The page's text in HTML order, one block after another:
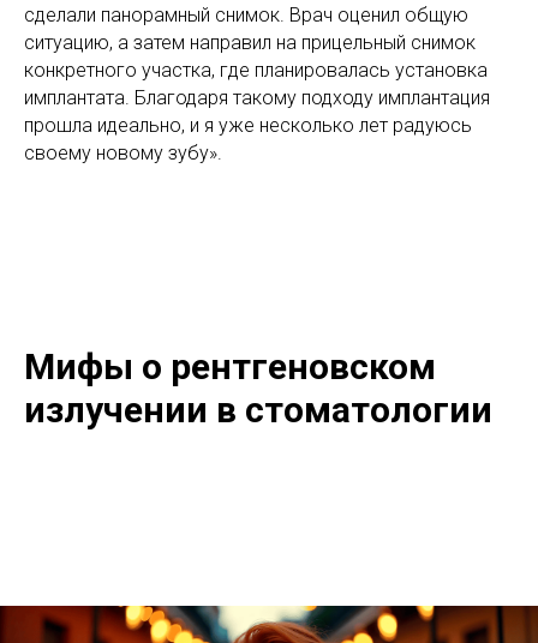
сделали панорамный снимок. Врач оценил общую
ситуацию, а затем направил на прицельный снимок
конкретного участка, где планировалась установка
имплантата. Благодаря такому подходу имплантация
прошла идеально, и я уже несколько лет радуюсь
своему новому зубу».
Мифы о рентгеновском
излучении в стоматологии